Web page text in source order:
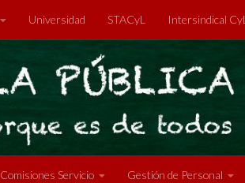
Universidad STACyL Intersindical CyL
Comisiones Servicio Gestión de Personal